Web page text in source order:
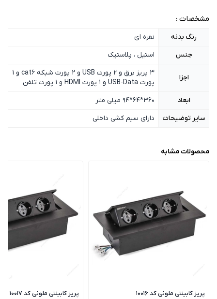
مشخصات :
رنگ بدنه
نقره ای
جنس
استیل ، پلاستیک
اجزا
3 پریز برق و 2 پورت USB و 2 پورت شبکه cat6 و 1
پورت USB-Data و 1 پورت HDMI و 1 پورت تلفن
ابعاد
360*64*94 میلی متر
سایر توضیحات
دارای سیم کشی داخلی
محصولات مشابه
پریز کابینتی ملونی کد 10016 پریز کابینتی ملونی کد 10017